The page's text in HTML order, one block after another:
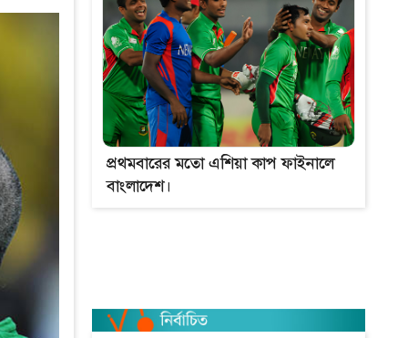
প্রথমবারের মতো এশিয়া কাপ ফাইনালে
বাংলাদেশ।